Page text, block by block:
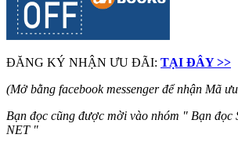
ĐĂNG KÝ NHẬN ƯU ĐÃI: TẠI ĐÂY >>
(Mở bằng facebook messenger để nhận Mã
Bạn đọc cũng được mời vào nhóm " Bạn đọc
NET "